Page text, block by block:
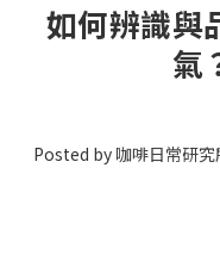
如何辨識與
氣
Posted by 咖啡日常研究